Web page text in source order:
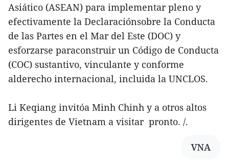
Asiático (ASEAN) para implementar pleno y
efectivamente la Declaraciónsobre la Conducta
de las Partes en el Mar del Este (DOC) y
esforzarse paraconstruir un Código de Conducta
(COC) sustantivo, vinculante y conforme
alderecho internacional, incluida la UNCLOS.
Li Keqiang invitóa Minh Chinh y a otros altos
dirigentes de Vietnam a visitar pronto. /.
VNA